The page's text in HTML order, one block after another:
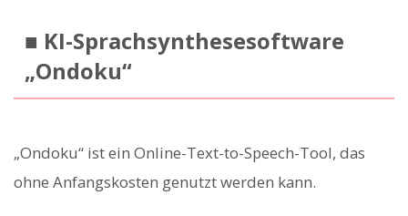
■ KI-Sprachsynthesesoftware
„Ondoku“
„Ondoku“ ist ein Online-Text-to-Speech-Tool, das
ohne Anfangskosten genutzt werden kann.